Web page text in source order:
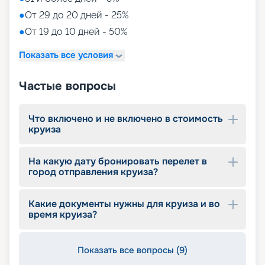
тематических мероприятиях, танцевальных
вечеринках, а также в различных интерактивных
играх.
спектру детских развлечений, охватывающих
путешествие на лайнере подходит для
семейного отдыха. Родители могут спокойно
надежным присмотром взрослых. Позвольте
вашим детям окунуться в мир веселья, обучения
найдет что-то особенное, чтобы запомнить это
плавание на всю жизнь!
Выбирайте путешествие с
«Круиз.онлайн»
Компания «Круиз.онлайн» предлагает купить
путевку в круиз 2026 - 2027 гг., который может
●От 29 до 20 дней - 25%
●От 19 до 10 дней - 50%
Показать все условия
Частые вопросы
Что включено и не включено в стоимость
круиза
На какую дату бронировать перелет в
город отправления круиза?
Какие документы нужны для круиза и во
время круиза?
Показать все вопросы (9)